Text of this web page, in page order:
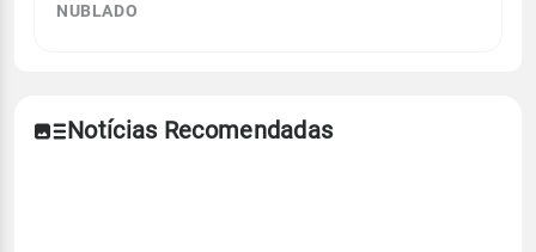
NUBLADO
Notícias Recomendadas